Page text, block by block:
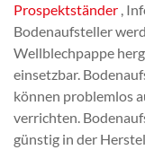
Prospektständer ,
Bodenaufsteller
Wellblechpappe
einsetzbar.
können problemlos
verrichten.
günstig in der